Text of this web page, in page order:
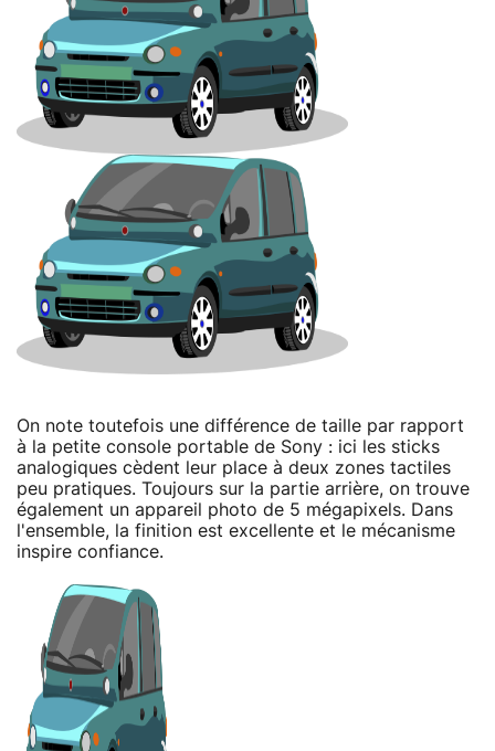
On note toutefois une différence de taille par rapport
à la petite console portable de Sony : ici les sticks
analogiques cèdent leur place à deux zones tactiles
peu pratiques. Toujours sur la partie arrière, on trouve
également un appareil photo de 5 mégapixels. Dans
l'ensemble, la finition est excellente et le mécanisme
inspire confiance.